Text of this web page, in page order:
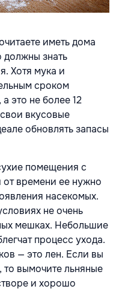
иметь дома
должны знать
Хотя мука и
сроком
это не более 12
вкусовые
обновлять запасы
помещения с
времени ее нужно
насекомых.
не очень
мешках. Небольшие
процесс ухода.
— это лен. Если вы
то вымочите льняные
и хорошо